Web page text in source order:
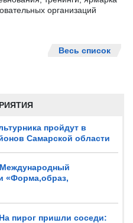
пройдут в
Самарской области
«Форма,образ,
пирог пришли соседи:
организаций
Весь список